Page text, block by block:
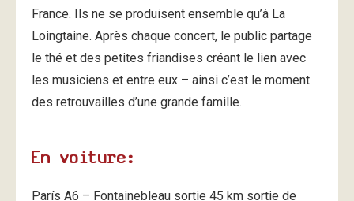
France. Ils ne se produisent ensemble qu’à La
Loingtaine. Après chaque concert, le public partage
le thé et des petites friandises créant le lien avec
les musiciens et entre eux – ainsi c’est le moment
des retrouvailles d’une grande famille.
En voiture:
París A6 – Fontainebleau sortie 45 km sortie de